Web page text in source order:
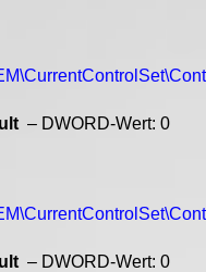
– DWORD-Wert: 0
– DWORD-Wert: 0